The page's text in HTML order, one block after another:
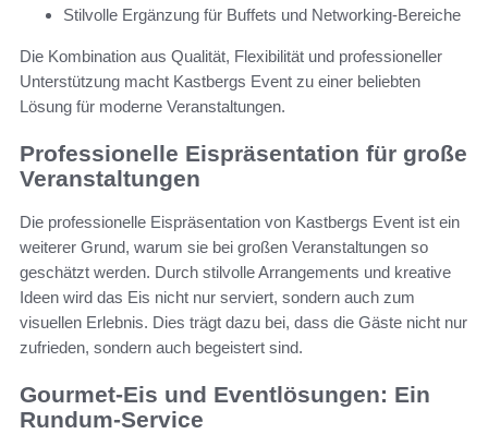
Stilvolle Ergänzung für Buffets und Networking-Bereiche
Die Kombination aus Qualität, Flexibilität und professioneller
Unterstützung macht Kastbergs Event zu einer beliebten
Lösung für moderne Veranstaltungen.
Professionelle Eispräsentation für große
Veranstaltungen
Die professionelle Eispräsentation von Kastbergs Event ist ein
weiterer Grund, warum sie bei großen Veranstaltungen so
geschätzt werden. Durch stilvolle Arrangements und kreative
Ideen wird das Eis nicht nur serviert, sondern auch zum
visuellen Erlebnis. Dies trägt dazu bei, dass die Gäste nicht nur
zufrieden, sondern auch begeistert sind.
Gourmet-Eis und Eventlösungen: Ein
Rundum-Service